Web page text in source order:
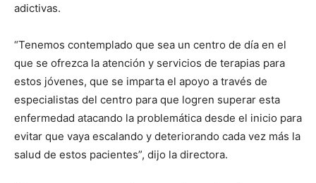
adictivas.
“Tenemos contemplado que sea un centro de día en el
que se ofrezca la atención y servicios de terapias para
estos jóvenes, que se imparta el apoyo a través de
especialistas del centro para que logren superar esta
enfermedad atacando la problemática desde el inicio para
evitar que vaya escalando y deteriorando cada vez más la
salud de estos pacientes”, dijo la directora.